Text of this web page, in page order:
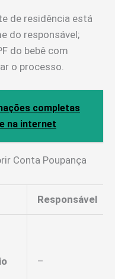
de residência está
do responsável;
do bebê com
o processo.
completas
na internet
Conta Poupança
Responsável
–